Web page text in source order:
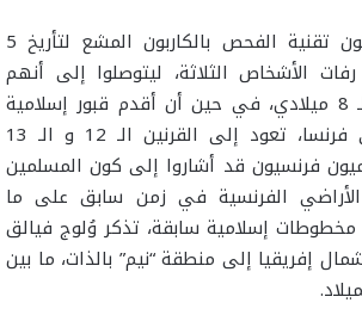
وقد استخدم الباحثون تقنية الفحص بالكاربون المشع لتأريخ 5
الأشخاص الثلاثة، ليتوصلوا إلى أنهم
دُفنوا زُهاء القرن الـ 8 ميلادي، في حين أن أقدم قبور إسلامية
اكتُشفت سابقاً في فرنسا، تعود إلى القرنين الـ 12 و الـ 13
فرنسيون قد أشاروا إلى كون المسلمين
الفرنسية في زمن سابق على ما
مخطوطات إسلامية سابقة، تذكر وُلوج فيالق
إفريقيا إلى منطقة “نيم” بالذات، ما بين